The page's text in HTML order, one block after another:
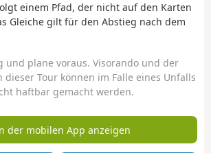
einem Pfad, der nicht auf den Karten
Gleiche gilt für den Abstieg nach dem
und plane voraus. Visorando und der
Tour können im Falle eines Unfalls
haftbar gemacht werden.
der mobilen App anzeigen